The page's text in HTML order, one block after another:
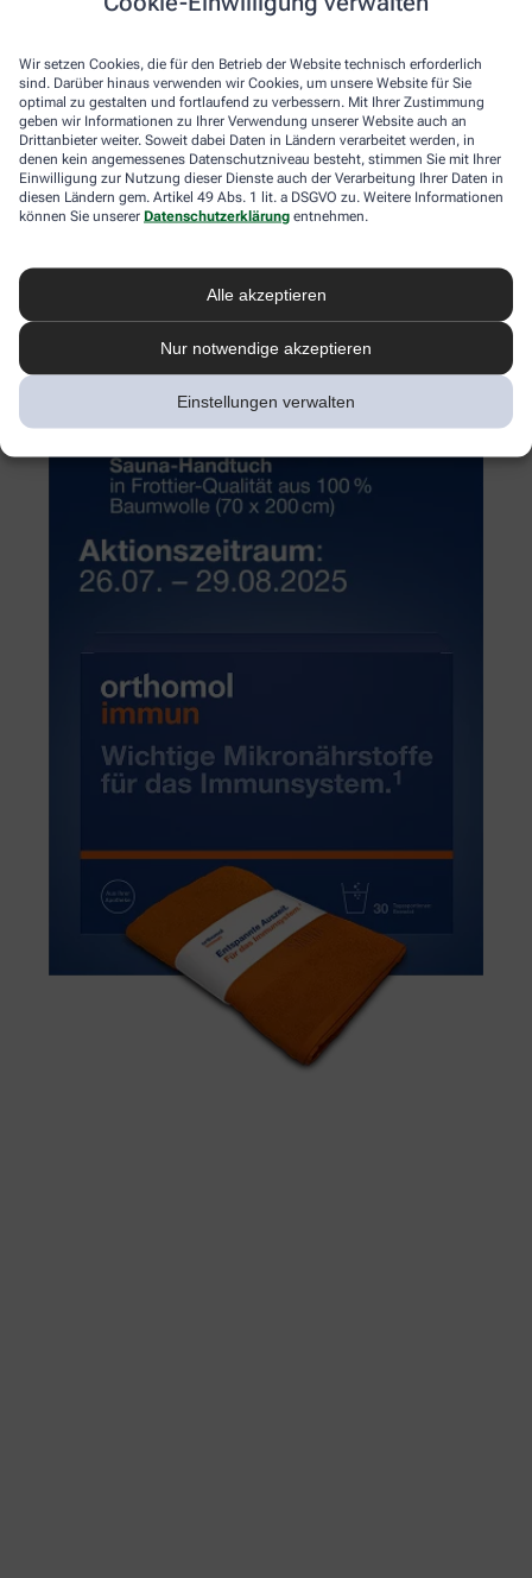
Wir setzen Cookies, die für den Betrieb der Website technisch erforderlich
sind. Darüber hinaus verwenden wir Cookies, um unsere Website für Sie
optimal zu gestalten und fortlaufend zu verbessern. Mit Ihrer Zustimmung
geben wir Informationen zu Ihrer Verwendung unserer Website auch an
Drittanbieter weiter. Soweit dabei Daten in Ländern verarbeitet werden, in
denen kein angemessenes Datenschutzniveau besteht, stimmen Sie mit Ihrer
Einwilligung zur Nutzung dieser Dienste auch der Verarbeitung Ihrer Daten in
diesen Ländern gem. Artikel 49 Abs. 1 lit. a DSGVO zu. Weitere Informationen
können Sie unserer Datenschutzerklärung entnehmen.
Alle akzeptieren
Nur notwendige akzeptieren
Einstellungen verwalten